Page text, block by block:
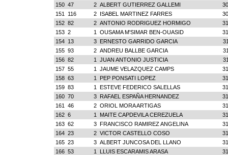
150 47 2 ALBERT GUTIERREZ GALLEMI
151
116 2 ISABEL MARTINEZ FARRES
152 82 2 ANTONIO RODRIGUEZ HORMIGO
153 2 1 OUSAMA M'SIMAR BEN-OUASID
154 13 3 ERNESTO GARRIDO GARCIA
155 93 2 ANDREU BALLBE GARCIA
156 82 1 JUAN ANTONIO JUSTICIA
157 55 1 JAUME VELAZQUEZ CAMPS
158 63 1 PEP PONSATI LOPEZ
159 83 1 ESTEVE FEDERICO SALELLAS
160 70 3 RAFAEL ESPAÑA HERNANDEZ
161
46 2 ORIOL MORA ARTIGAS
162 6 1 MAITE CAPDEVILA CEREZUELA
163 62 3 FRANCISCO RAMIREZ ANGELINA
164 23 2 VICTOR CASTELLO COSO
165 23 3 ALBERT JUNCOSA DEL LLANO
166 53 1 LLUIS ESCARAMIS ARASA